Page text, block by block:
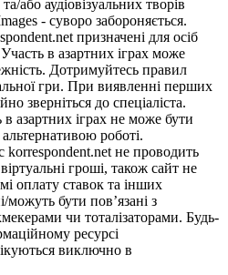
або аудіовізуальних творів
- суворо забороняється.
призначені для осіб
в азартних іграх може
Дотримуйтесь правил
гри. При виявленні перших
зверніться до спеціаліста.
азартних іграх не може бути
роботі.
korrespondent.net не проводить
гроші, також сайт не
оплату ставок та інших
можуть бути пов’язані з
чи тоталізаторами. Будь-
ресурсі
виключно в